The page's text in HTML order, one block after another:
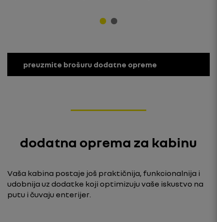
preuzmite brošuru dodatne opreme
dodatna oprema za kabinu
Vaša kabina postaje još praktičnija, funkcionalnija i
udobnija uz dodatke koji optimizuju vaše iskustvo na
putu i čuvaju enterijer.